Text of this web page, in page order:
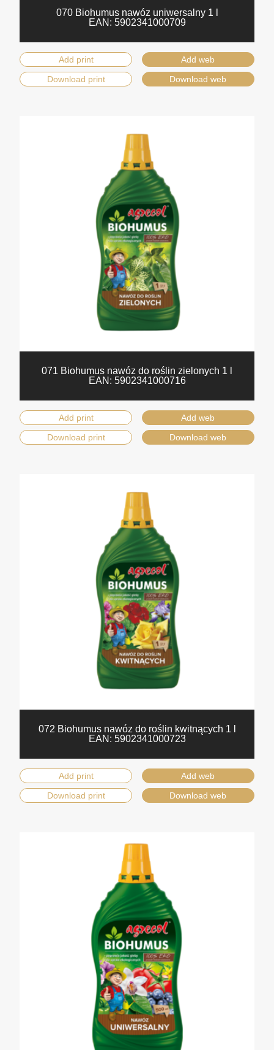
070 Biohumus nawóz uniwersalny 1 l
EAN: 5902341000709
Add print
Add web
Download print
Download web
071 Biohumus nawóz do roślin zielonych 1 l
EAN: 5902341000716
Add print
Add web
Download print
Download web
072 Biohumus nawóz do roślin kwitnących 1 l
EAN: 5902341000723
Add print
Add web
Download print
Download web